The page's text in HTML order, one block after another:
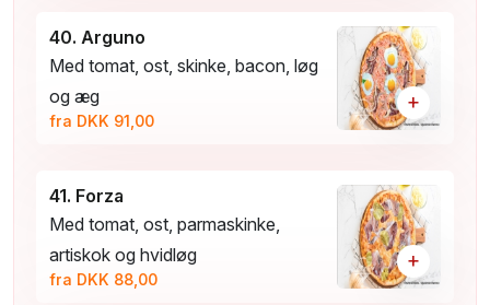
40. Arguno
Med tomat, ost, skinke, bacon, løg
og æg
fra DKK 91,00
+
41. Forza
Med tomat, ost, parmaskinke,
artiskok og hvidløg
fra DKK 88,00
+